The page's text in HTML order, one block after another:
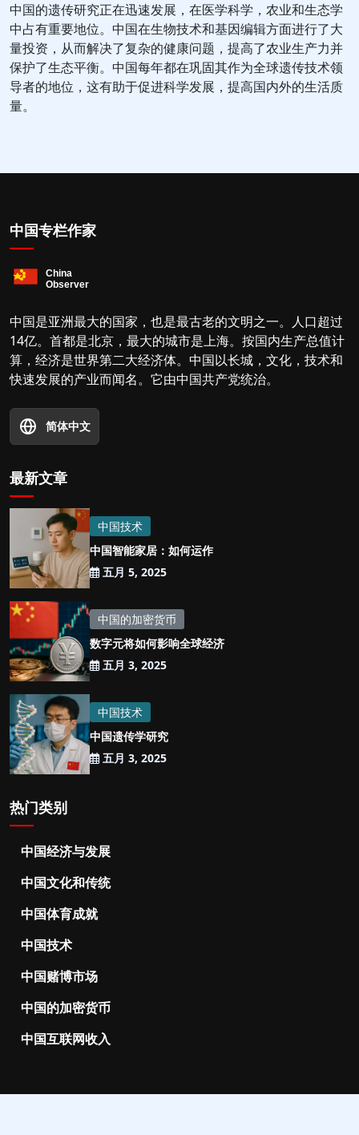
中国的遗传研究正在迅速发展，在医学科学，农业和生态学
中占有重要地位。中国在生物技术和基因编辑方面进行了大
量投资，从而解决了复杂的健康问题，提高了农业生产力并
保护了生态平衡。中国每年都在巩固其作为全球遗传技术领
导者的地位，这有助于促进科学发展，提高国内外的生活质
量。
中国专栏作家
中国是亚洲最大的国家，也是最古老的文明之一。人口超过
14亿。首都是北京，最大的城市是上海。按国内生产总值计
算，经济是世界第二大经济体。中国以长城，文化，技术和
快速发展的产业而闻名。它由中国共产党统治。
简体中文
最新文章
中国技术
中国智能家居：如何运作
五月 5, 2025
中国的加密货币
数字元将如何影响全球经济
五月 3, 2025
中国技术
中国遗传学研究
五月 3, 2025
热门类别
中国经济与发展
中国文化和传统
中国体育成就
中国技术
中国赌博市场
中国的加密货币
中国互联网收入